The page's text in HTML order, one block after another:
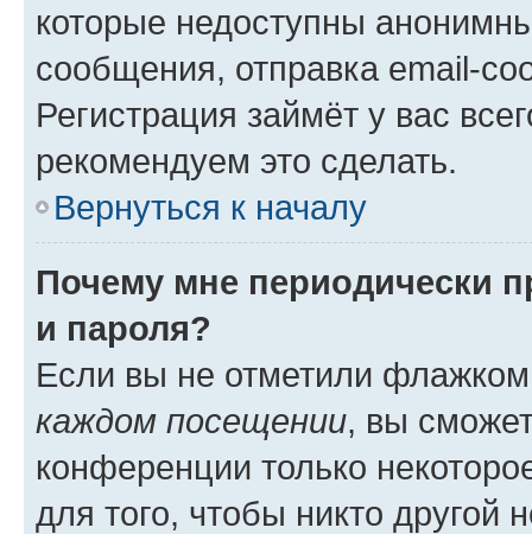
которые недоступны
сообщения, отправка email-
Регистрация займёт у вас
рекомендуем это сделать.
Вернуться к началу
Почему мне периодически
и пароля?
Если вы не отметили
каждом посещении, вы
конференции только
для того, чтобы никто другой